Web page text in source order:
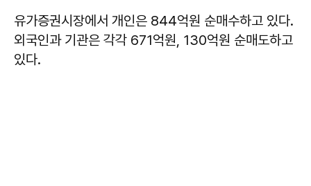
유가증권시장에서 개인은 844억원 순매수하고 있다.
외국인과 기관은 각각 671억원, 130억원 순매도하고
있다.